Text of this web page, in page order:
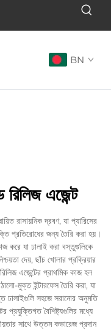
BN
রিলিজ এজেন্ট
রাসায়নিক দ্রবণ, যা প্যারিসের
প্রতিরোধের জন্য তৈরি করা হয়।
করে যা ঢালাই করা বস্তুগুলিকে
দেয়, ছাঁচ খোলার প্রক্রিয়ার
এজেন্টের প্রাথমিক কাজ হল
মুক্ত ইন্টারফেস তৈরি করা, যা
ঢালাইগুলি সহজে সরানোর অনুমতি
প্রযুক্তিগত বৈশিষ্ট্যগুলির মধ্যে
সাথে উত্তম কভারেজ প্রদান